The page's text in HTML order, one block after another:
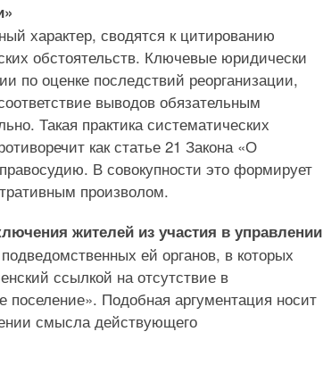
характер, сводятся к цитированию
обстоятельств. Ключевые юридически
оценке последствий реорганизации,
выводов обязательным
Такая практика систематических
как статье 21 Закона «О
В совокупности это формирует
произволом.
жителей из участия в управлении
ей органов, в которых
ссылкой на отсутствие в
Подобная аргументация носит
смысла действующего